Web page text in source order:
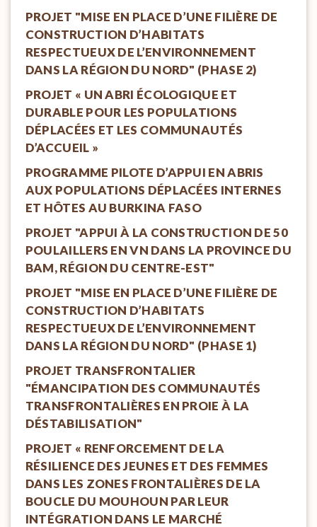
PROJET "MISE EN PLACE D’UNE FILIÈRE DE
CONSTRUCTION D’HABITATS
RESPECTUEUX DE L’ENVIRONNEMENT
DANS LA RÉGION DU NORD" (PHASE 2)
PROJET « UN ABRI ÉCOLOGIQUE ET
DURABLE POUR LES POPULATIONS
DÉPLACÉES ET LES COMMUNAUTÉS
D’ACCUEIL »
PROGRAMME PILOTE D’APPUI EN ABRIS
AUX POPULATIONS DÉPLACÉES INTERNES
ET HÔTES AU BURKINA FASO
PROJET "APPUI À LA CONSTRUCTION DE 50
POULAILLERS EN VN DANS LA PROVINCE DU
BAM, RÉGION DU CENTRE-EST"
PROJET "MISE EN PLACE D’UNE FILIÈRE DE
CONSTRUCTION D’HABITATS
RESPECTUEUX DE L’ENVIRONNEMENT
DANS LA RÉGION DU NORD" (PHASE 1)
PROJET TRANSFRONTALIER
"ÉMANCIPATION DES COMMUNAUTÉS
TRANSFRONTALIÈRES EN PROIE À LA
DÉSTABILISATION"
PROJET « RENFORCEMENT DE LA
RÉSILIENCE DES JEUNES ET DES FEMMES
DANS LES ZONES FRONTALIÈRES DE LA
BOUCLE DU MOUHOUN PAR LEUR
INTÉGRATION DANS LE MARCHÉ